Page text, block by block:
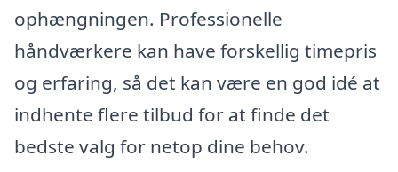
ophængningen. Professionelle
håndværkere kan have forskellig timepris
og erfaring, så det kan være en god idé at
indhente flere tilbud for at finde det
bedste valg for netop dine behov.